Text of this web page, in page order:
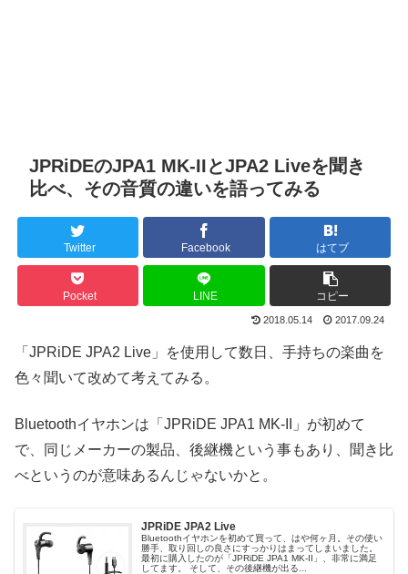
JPRiDEのJPA1 MK-IIとJPA2 Liveを聞き
比べ、その音質の違いを語ってみる
Twitter Facebook はてブ
Pocket LINE コピー
2018.05.14 2017.09.24
「JPRiDE JPA2 Live」を使用して数日、手持ちの楽曲を
色々聞いて改めて考えてみる。
Bluetoothイヤホンは「JPRiDE JPA1 MK-II」が初めて
で、同じメーカーの製品、後継機という事もあり、聞き比
べというのが意味あるんじゃないかと。
JPRiDE JPA2 Live
Bluetoothイヤホンを初めて買って、はや何ヶ月。その使い
勝手、取り回しの良さにすっかりはまってしまいました。
最初に購入したのが「JPRiDE JPA1 MK-II」、非常に満足
してます。 そして、その後継機が出る...